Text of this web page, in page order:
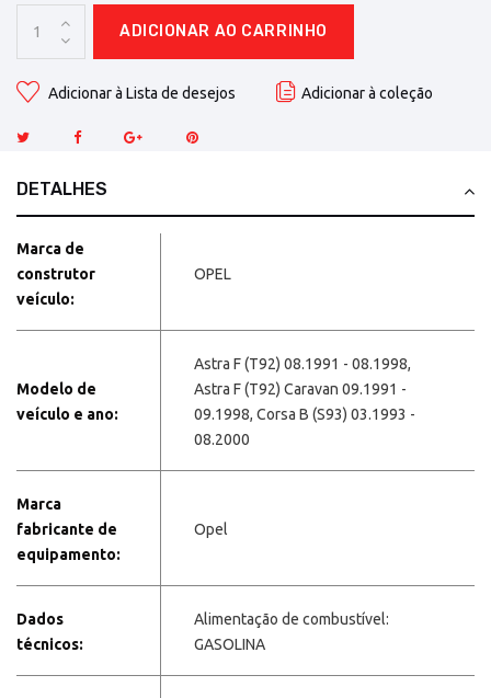
ADICIONAR AO CARRINHO
Adicionar à Lista de desejos Adicionar à coleção
DETALHES
Marca de
construtor
veículo:
OPEL
Modelo de
veículo e ano:
Astra F (T92) 08.1991 - 08.1998,
Astra F (T92) Caravan 09.1991 -
09.1998, Corsa B (S93) 03.1993 -
08.2000
Marca
fabricante de
equipamento:
Opel
Dados
técnicos:
Alimentação de combustível:
GASOLINA